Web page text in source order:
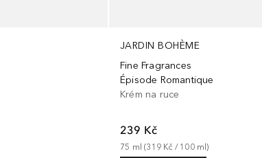
JARDIN BOHÈME
Fine Fragrances
Épisode Romantique
Krém na ruce
239 Kč
75 ml (319 Kč / 100 ml)